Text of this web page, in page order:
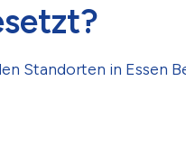
Standorten in Essen